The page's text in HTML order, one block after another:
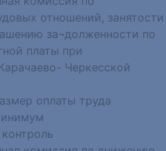
отношений, занятости
за¬долженности по
платы при
Черкесской
оплаты труда